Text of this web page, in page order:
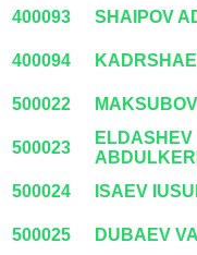
400093 SHAIPOV
400094
500022
500023
ELDASHEV
500024 ISAEV
500025 DUBAEV